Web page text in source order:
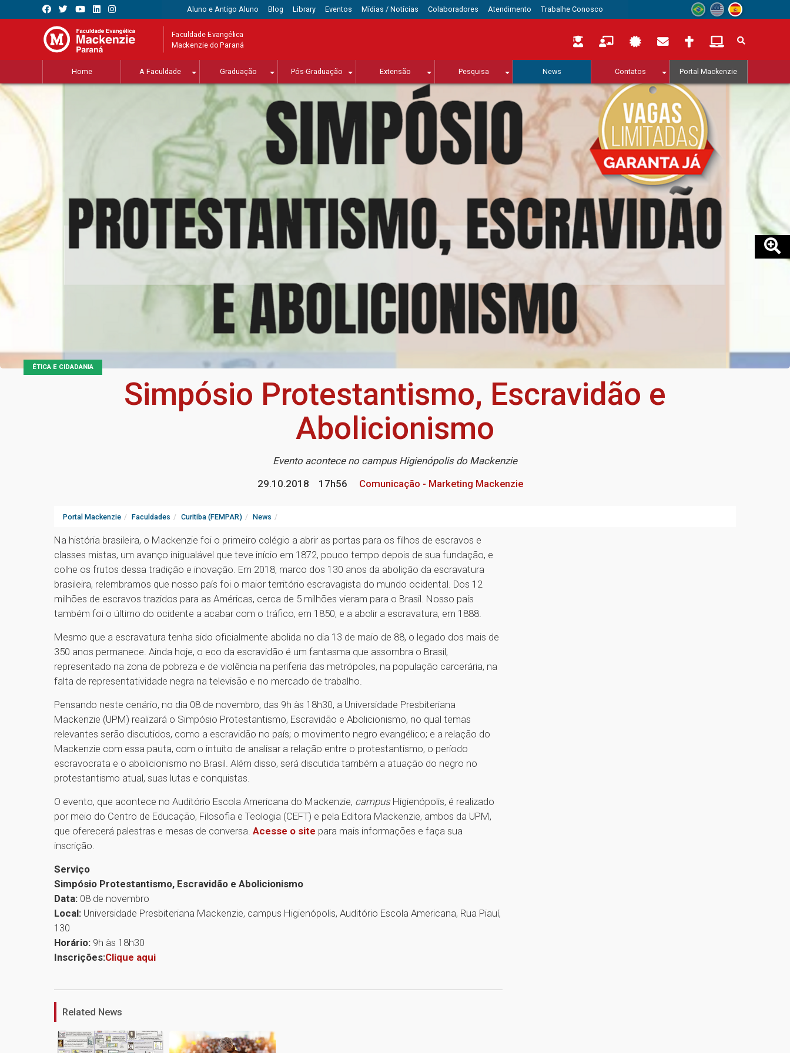
Aluno e Antigo Aluno Blog Library Eventos Mídias / Notícias Colaboradores Atendimento Trabalhe Conosco
Faculdade Evangélica
Mackenzie do Paraná
Home A Faculdade Graduação Pós-Graduação Extensão Pesquisa News Contatos Portal Mackenzie
ÉTICA E CIDADANIA
Simpósio Protestantismo, Escravidão e
Abolicionismo
Evento acontece no campus Higienópolis do Mackenzie
29.10.2018
17h56 Comunicação - Marketing Mackenzie
Portal Mackenzie Faculdades Curitiba (FEMPAR) News
Na história brasileira, o Mackenzie foi o primeiro colégio a abrir as portas para os filhos de escravos e
classes mistas, um avanço inigualável que teve início em 1872, pouco tempo depois de sua fundação, e
colhe os frutos dessa tradição e inovação. Em 2018, marco dos 130 anos da abolição da escravatura
brasileira, relembramos que nosso país foi o maior território escravagista do mundo ocidental. Dos 12
milhões de escravos trazidos para as Américas, cerca de 5 milhões vieram para o Brasil. Nosso país
também foi o último do ocidente a acabar com o tráfico, em 1850, e a abolir a escravatura, em 1888.
Mesmo que a escravatura tenha sido oficialmente abolida no dia 13 de maio de 88, o legado dos mais de
350 anos permanece. Ainda hoje, o eco da escravidão é um fantasma que assombra o Brasil,
representado na zona de pobreza e de violência na periferia das metrópoles, na população carcerária, na
falta de representatividade negra na televisão e no mercado de trabalho.
Pensando neste cenário, no dia 08 de novembro, das 9h às 18h30, a Universidade Presbiteriana
Mackenzie (UPM) realizará o Simpósio Protestantismo, Escravidão e Abolicionismo, no qual temas
relevantes serão discutidos, como a escravidão no país; o movimento negro evangélico; e a relação do
Mackenzie com essa pauta, com o intuito de analisar a relação entre o protestantismo, o período
escravocrata e o abolicionismo no Brasil. Além disso, será discutida também a atuação do negro no
protestantismo atual, suas lutas e conquistas.
O evento, que acontece no Auditório Escola Americana do Mackenzie, campus Higienópolis, é realizado
por meio do Centro de Educação, Filosofia e Teologia (CEFT) e pela Editora Mackenzie, ambos da UPM,
que oferecerá palestras e mesas de conversa. Acesse o site para mais informações e faça sua
inscrição.
Serviço
Simpósio Protestantismo, Escravidão e Abolicionismo
Data: 08 de novembro
Local: Universidade Presbiteriana Mackenzie, campus Higienópolis, Auditório Escola Americana, Rua Piauí,
130
Horário: 9h às 18h30
Inscrições:Clique aqui
Related News